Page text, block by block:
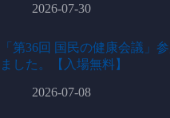
2026-07-30
「第36回 国民の健康会議」
ました。【入場無料】
2026-07-08